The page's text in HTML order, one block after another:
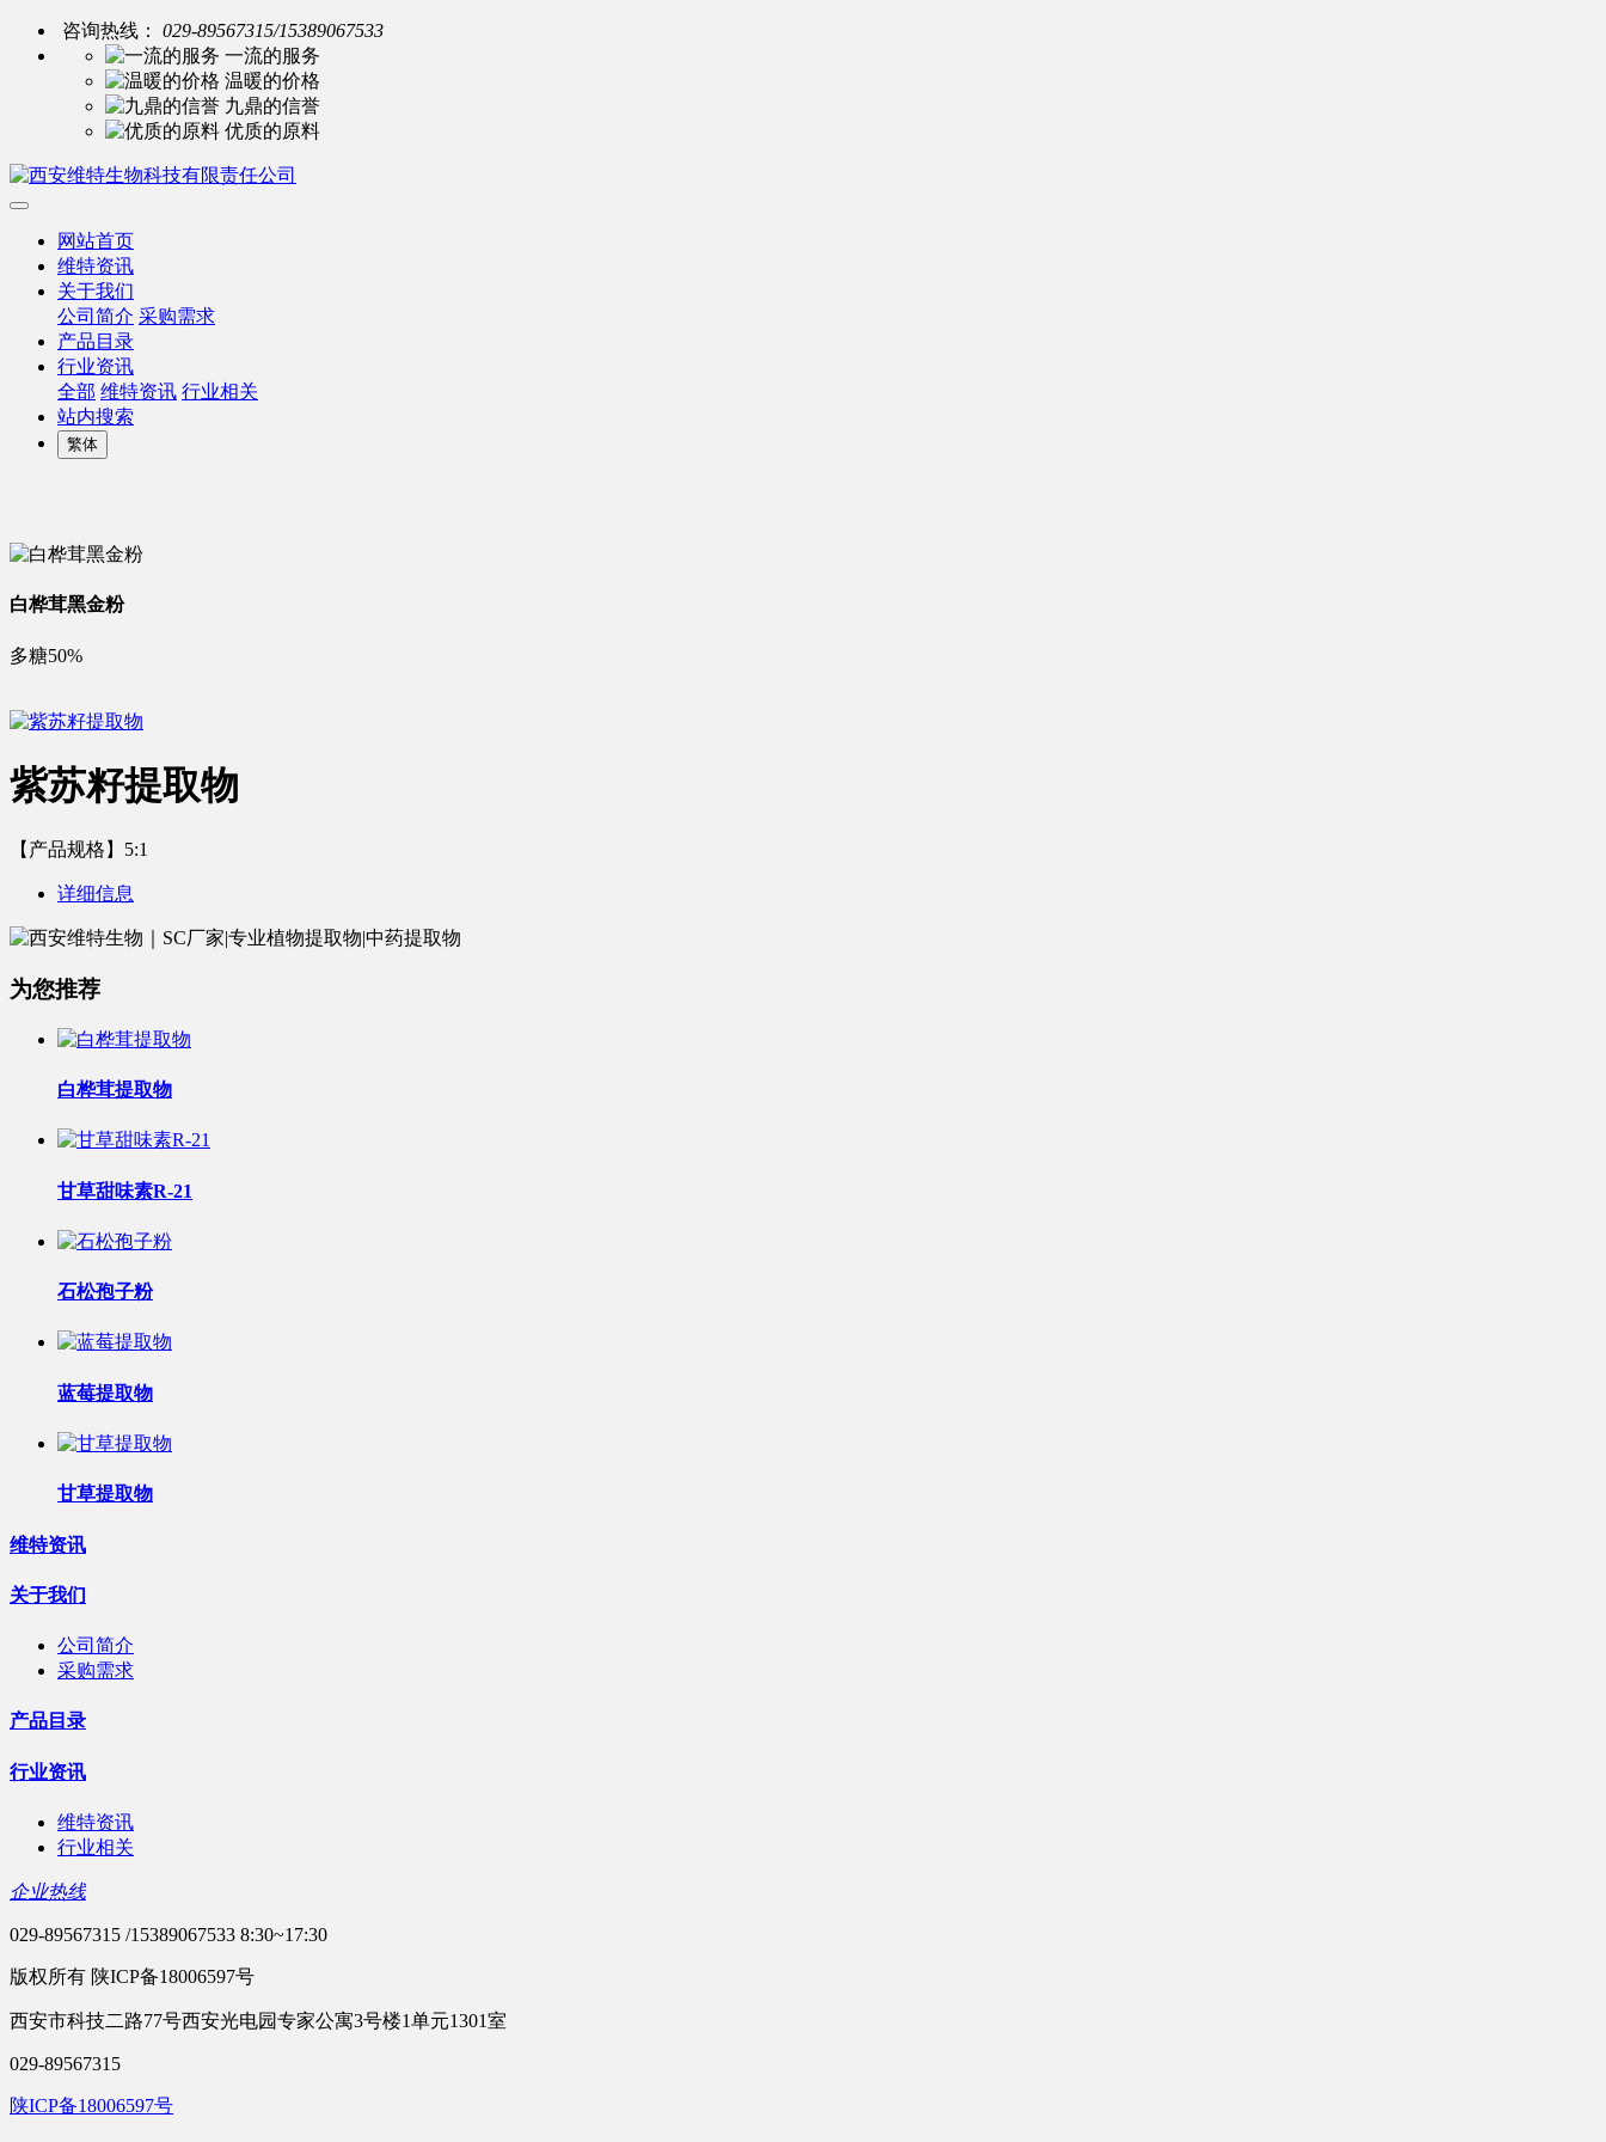
咨询热线：
029-89567315/15389067533
一流的服务
温暖的价格
九鼎的信誉
优质的原料
网站首页
维特资讯
关于我们
公司简介 采购需求
产品目录
行业资讯
全部 维特资讯 行业相关
站内搜索
繁体
白桦茸黑金粉
多糖50%
紫苏籽提取物
【产品规格】5:1
详细信息
为您推荐
白桦茸提取物
甘草甜味素R-21
石松孢子粉
蓝莓提取物
甘草提取物
维特资讯
关于我们
公司简介
采购需求
产品目录
行业资讯
维特资讯
行业相关
企业热线
029-89567315 /15389067533 8:30~17:30
版权所有 陕ICP备18006597号
西安市科技二路77号西安光电园专家公寓3号楼1单元1301室
029-89567315
陕ICP备18006597号